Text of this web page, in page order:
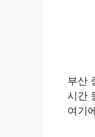
부산
시간
여기